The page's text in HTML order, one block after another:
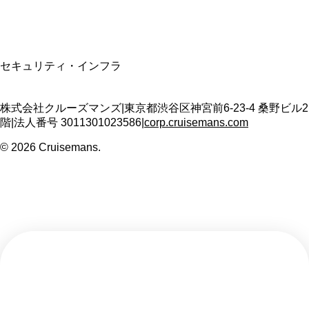
セキュリティ・インフラ
株式会社クルーズマンズ 東京都渋谷区神宮前6-23-4 桑野ビル2
階 法人番号 3011301023586 corp.cruisemans.com
© 2026 Cruisemans.